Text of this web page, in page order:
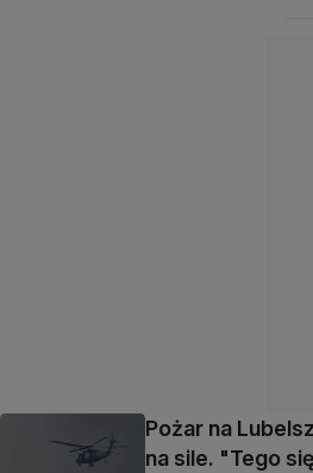
Pożar na
na sile. "Tego